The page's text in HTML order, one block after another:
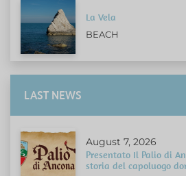
La Vela
BEACH
LAST NEWS
August 7, 2026
Presentato Il Palio di
storia del capoluogo